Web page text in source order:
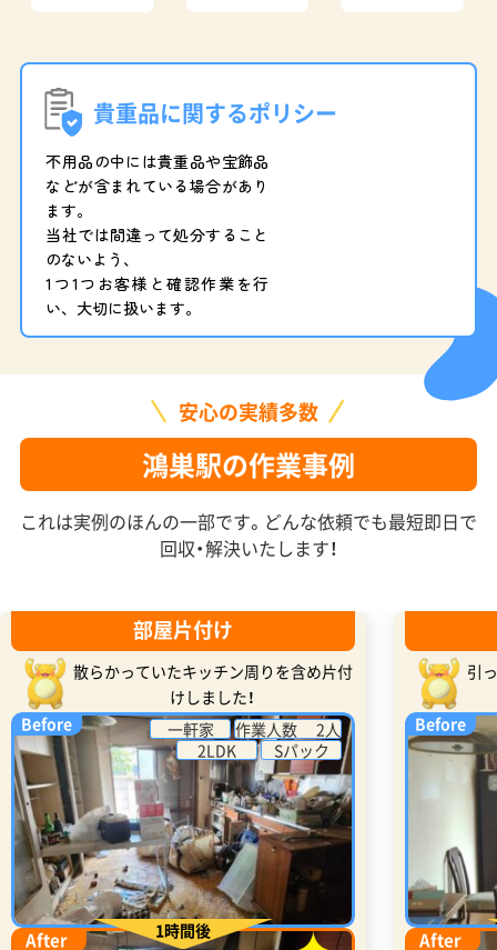
貴重品に関するポリシー
不用品の中には貴重品や宝飾品
などが含まれている場合があり
ます。
当社では間違って処分すること
のないよう、
1つ1つお客様と確認作業を行
い、大切に扱います。
安心の実績多数
鴻巣駅の作業事例
これは実例のほんの一部です。どんな依頼でも最短即日で
回収・解決いたします！
部屋片付け
散らかっていたキッチン周りを含め片付
けしました！
Before
一軒家
作業人数 2人
2LDK
Sパック
After 1時間後
引
Before
After